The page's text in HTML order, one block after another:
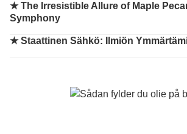
★The Irresistible Allure of Maple
Symphony
★Staattinen Sähkö: Ilmiön